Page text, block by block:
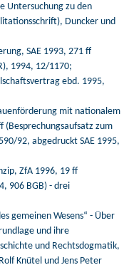
Untersuchung zu den
Duncker und
SAE 1993, 271 ff
1994, 12/1170;
ebd. 1995,
mit nationalem
(Besprechungsaufsatz zum
92, abgedruckt SAE 1995,
ZfA 1996, 19 ff
906 BGB) - drei
gemeinen Wesens“ - Über
und ihre
und Rechtsdogmatik,
Knütel und Jens Peter